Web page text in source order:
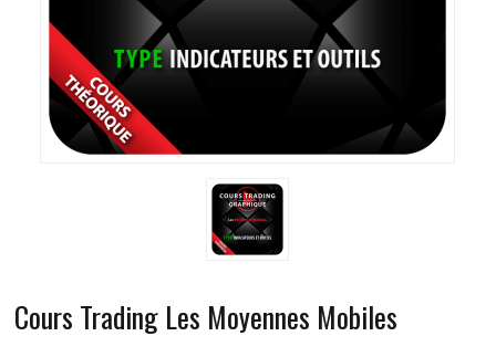
INFOS PRATIQUES
CONTACT
BLOG
Cours Trading Les Moyennes Mobiles